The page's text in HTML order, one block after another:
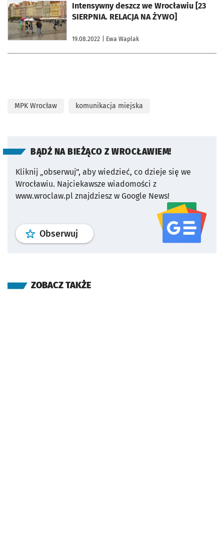
Intensywny deszcz we Wrocławiu [23
SIERPNIA. RELACJA NA ŻYWO]
19.08.2022 | Ewa Waplak
otworzy się w nowej karcie
MPK Wrocław komunikacja miejska
BĄDŹ NA BIEŻĄCO Z WROCŁAWIEM!
Kliknij „obserwuj”, aby wiedzieć, co dzieje się we
Wrocławiu. Najciekawsze wiadomości z
www.wroclaw.pl znajdziesz w Google News!
Obserwuj profil serwisu
ZOBACZ TAKŻE